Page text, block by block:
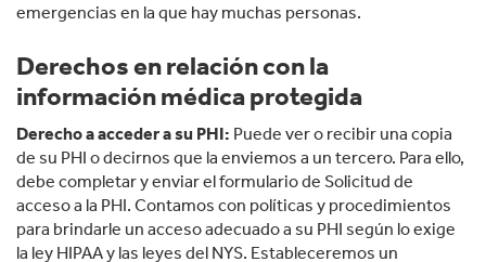
emergencias en la que hay muchas personas.
Derechos en relación con la
información médica protegida
Derecho a acceder a su PHI: Puede ver o recibir una copia
de su PHI o decirnos que la enviemos a un tercero. Para ello,
debe completar y enviar el formulario de Solicitud de
acceso a la PHI. Contamos con políticas y procedimientos
para brindarle un acceso adecuado a su PHI según lo exige
la ley HIPAA y las leyes del NYS. Estableceremos un